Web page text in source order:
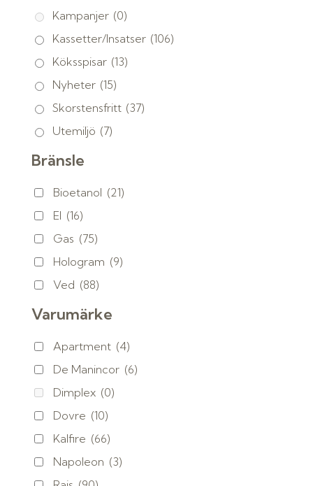
Kampanjer (0)
Kassetter/Insatser (106)
Köksspisar (13)
Nyheter (15)
Skorstensfritt (37)
Utemiljö (7)
Bränsle
Bioetanol (21)
El (16)
Gas (75)
Hologram (9)
Ved (88)
Varumärke
Apartment (4)
De Manincor (6)
Dimplex (0)
Dovre (10)
Kalfire (66)
Napoleon (3)